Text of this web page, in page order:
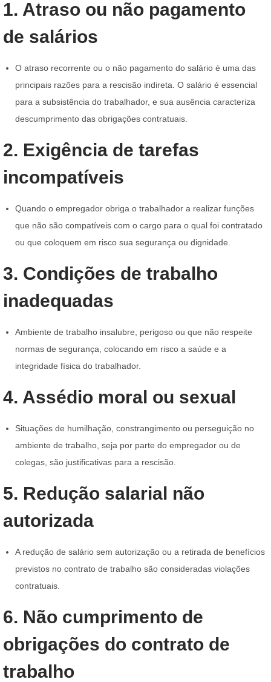
1. Atraso ou não pagamento
de salários
O atraso recorrente ou o não pagamento do salário é uma das
principais razões para a rescisão indireta. O salário é essencial
para a subsistência do trabalhador, e sua ausência caracteriza
descumprimento das obrigações contratuais.
2. Exigência de tarefas
incompatíveis
Quando o empregador obriga o trabalhador a realizar funções
que não são compatíveis com o cargo para o qual foi contratado
ou que coloquem em risco sua segurança ou dignidade.
3. Condições de trabalho
inadequadas
Ambiente de trabalho insalubre, perigoso ou que não respeite
normas de segurança, colocando em risco a saúde e a
integridade física do trabalhador.
4. Assédio moral ou sexual
Situações de humilhação, constrangimento ou perseguição no
ambiente de trabalho, seja por parte do empregador ou de
colegas, são justificativas para a rescisão.
5. Redução salarial não
autorizada
A redução de salário sem autorização ou a retirada de benefícios
previstos no contrato de trabalho são consideradas violações
contratuais.
6. Não cumprimento de
obrigações do contrato de
trabalho